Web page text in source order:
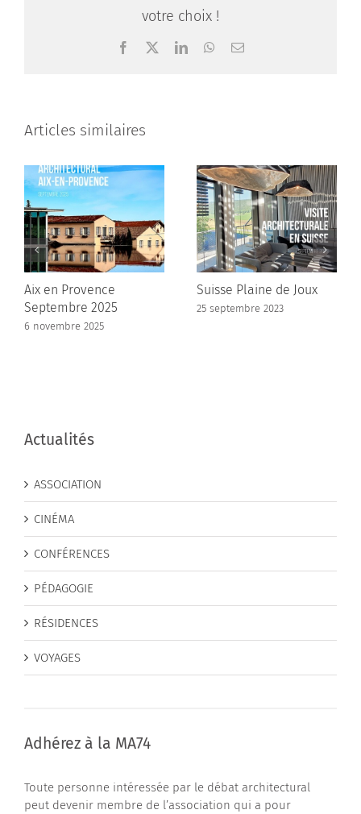
votre choix !
Facebook LinkedInWhatsApp
Email
Articles similaires
Aix en Provence
Septembre 2025
6 novembre 2025
Suisse Plaine de Joux
25 septembre 2023
Actualités
ASSOCIATION
CINÉMA
CONFÉRENCES
PÉDAGOGIE
RÉSIDENCES
VOYAGES
Adhérez à la MA74
Toute personne intéressée par le débat architectural
peut devenir membre de l’association qui a pour